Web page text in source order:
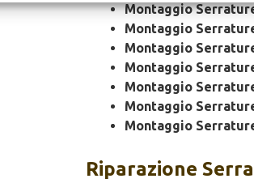
Montaggio
Montaggio
Montaggio
Montaggio
Montaggio
Montaggio
Montaggio
Riparazione